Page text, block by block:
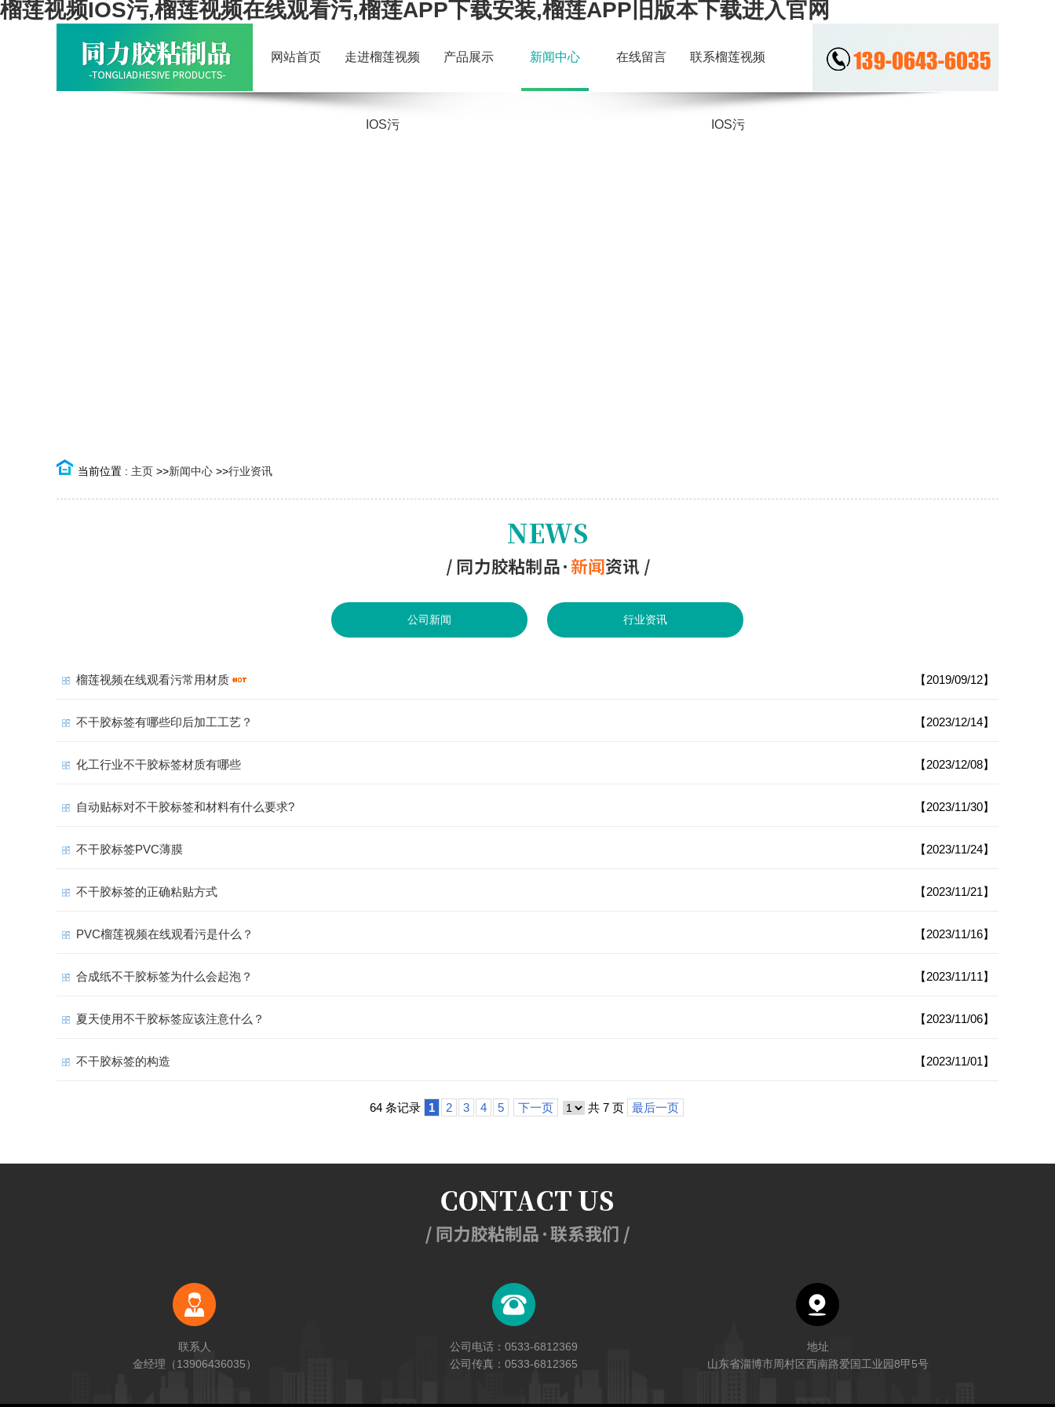
榴莲视频IOS污,榴莲视频在线观看污,榴莲APP下载安装,榴莲APP旧版本下载进入官网
网站首页 走进榴莲视频
IOS污
产品展示 新闻中心 在线留言 联系榴莲视频
IOS污
当前位置 : 主页 >>新闻中心 >>行业资讯
公司新闻 行业资讯
榴莲视频在线观看污常用材质 【2019/09/12】
不干胶标签有哪些印后加工工艺？ 【2023/12/14】
化工行业不干胶标签材质有哪些 【2023/12/08】
自动贴标对不干胶标签和材料有什么要求? 【2023/11/30】
不干胶标签PVC薄膜 【2023/11/24】
不干胶标签的正确粘贴方式 【2023/11/21】
PVC榴莲视频在线观看污是什么？ 【2023/11/16】
合成纸不干胶标签为什么会起泡？ 【2023/11/11】
夏天使用不干胶标签应该注意什么？ 【2023/11/06】
不干胶标签的构造 【2023/11/01】
64 条记录 1 2 3 4 5 下一页 共 7 页 最后一页
联系人
金经理（13906436035）
公司电话：0533-6812369
公司传真：0533-6812365
地址
山东省淄博市周村区西南路爱国工业园8甲5号